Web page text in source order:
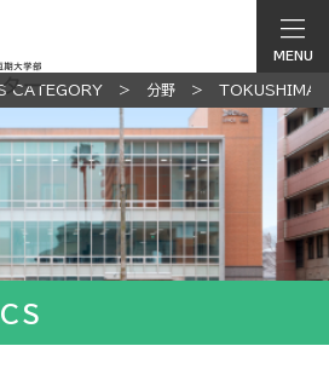
MENU
CATEGORY 分野 TOKUSHIMA